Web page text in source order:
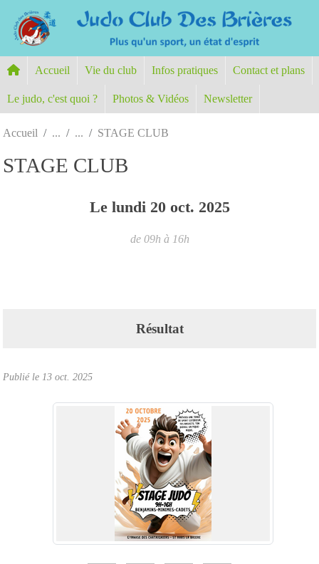
Accueil Vie du club Infos pratiques Contact et plans
Le judo, c'est quoi ? Photos & Vidéos Newsletter
Accueil STAGE CLUB
STAGE CLUB
Le lundi 20 oct. 2025
de 09h à 16h
Résultat
Publié le 13 oct. 2025
Panneau de gestion des cookies